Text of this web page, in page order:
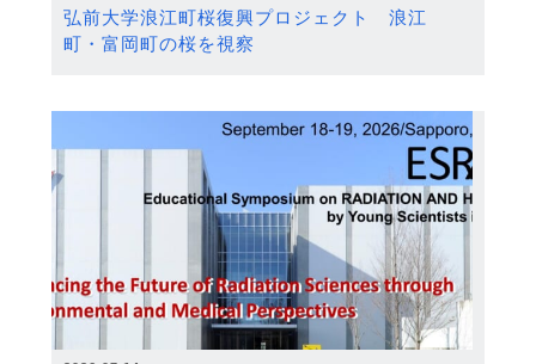
弘前大学浪江町桜復興プロジェクト 浪江
町・富岡町の桜を視察